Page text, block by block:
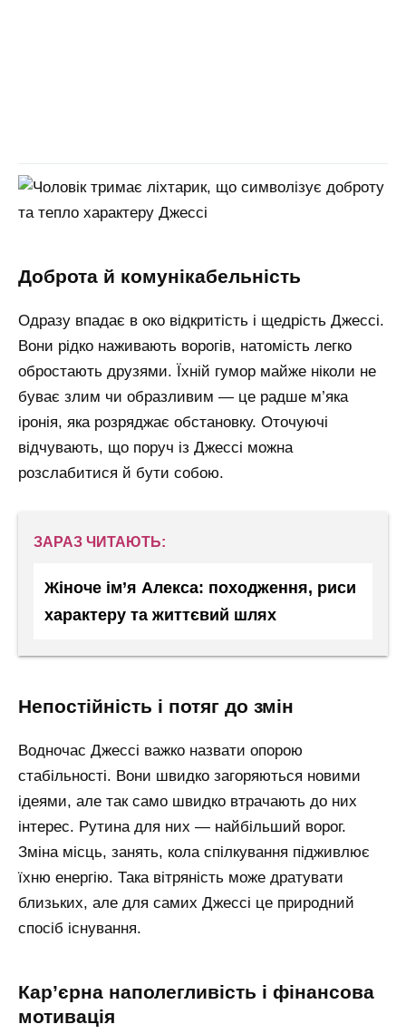
доброта й комунікабельність
Одразу впадає в око відкритість і щедрість Джессі.
Вони рідко наживають ворогів, натомість легко
обростають друзями. Їхній гумор майже ніколи не
буває злим чи образливим — це радше м’яка
іронія, яка розряджає обстановку. Оточуючі
відчувають, що поруч із Джессі можна
розслабитися й бути собою.
ЗАРАЗ ЧИТАЮТЬ:
Жіноче ім’я Алекса: походження, риси
характеру та життєвий шлях
непостійність і потяг до змін
Водночас Джессі важко назвати опорою
стабільності. Вони швидко загоряються новими
ідеями, але так само швидко втрачають до них
інтерес. Рутина для них — найбільший ворог.
Зміна місць, занять, кола спілкування підживлює
їхню енергію. Така вітряність може дратувати
близьких, але для самих Джессі це природний
спосіб існування.
кар’єрна наполегливість і фінансова
мотивація